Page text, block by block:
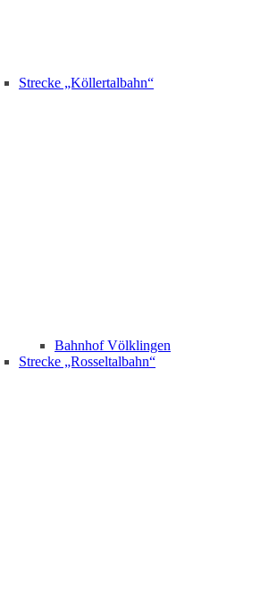
Strecke „Köllertalbahn“
Bahnhof Völklingen
Strecke „Rosseltalbahn“